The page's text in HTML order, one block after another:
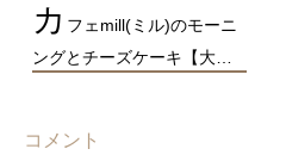
カ フェmill(ミル)のモーニ
ングとチーズケーキ【大…
コメント